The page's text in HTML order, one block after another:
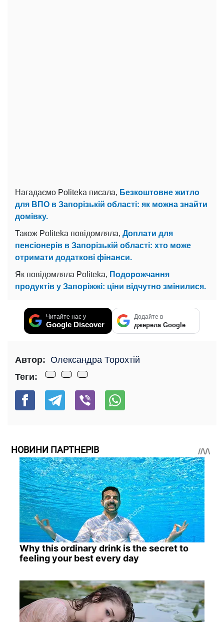
Нагадаємо Politeka писала, Безкоштовне житло
для ВПО в Запорізькій області: як можна знайти
домівку.
Також Politeka повідомляла, Доплати для
пенсіонерів в Запорізькій області: хто може
отримати додаткові фінанси.
Як повідомляла Politeka, Подорожчання
продуктів у Запоріжжі: ціни відчутно змінилися.
Читайте нас у
Google Discover
Додайте в
джерела Google
Автор: Олександра Торохтій
Теги:
НОВИНИ ПАРТНЕРІВ
Why this ordinary drink is the secret to
feeling your best every day